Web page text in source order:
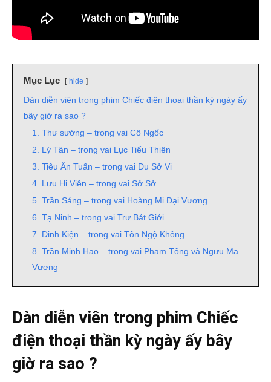
Mục Lục hide
Dàn diễn viên trong phim Chiếc điện thoại thần kỳ ngày ấy
bây giờ ra sao ?
1. Thư sướng – trong vai Cô Ngốc
2. Lý Tân – trong vai Lục Tiểu Thiên
3. Tiêu Ân Tuấn – trong vai Du Sở Vi
4. Lưu Hi Viên – trong vai Sở Sở
5. Trần Sáng – trong vai Hoàng Mi Đại Vương
6. Tạ Ninh – trong vai Trư Bát Giới
7. Đinh Kiện – trong vai Tôn Ngộ Không
8. Trần Minh Hạo – trong vai Phạm Tổng và Ngưu Ma
Vương
Dàn diễn viên trong phim Chiếc
điện thoại thần kỳ ngày ấy bây
giờ ra sao ?